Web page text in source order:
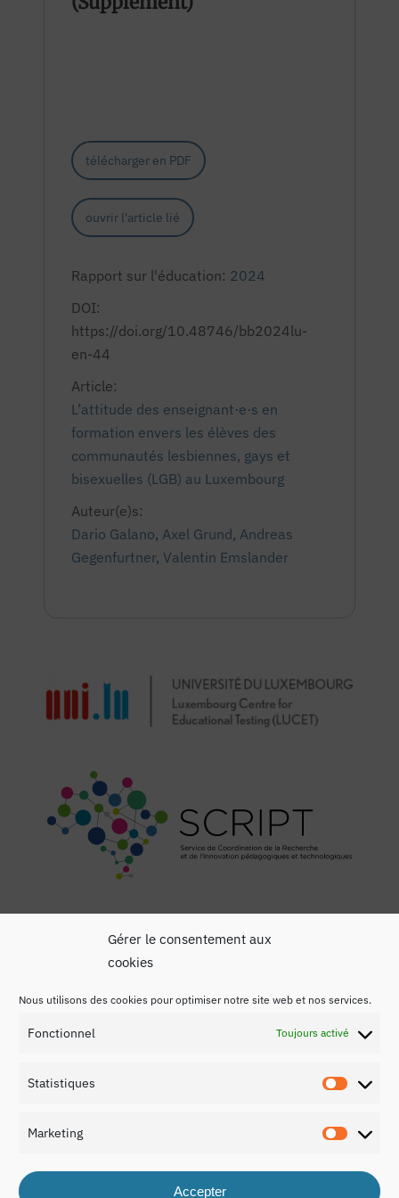
Gérer le consentement aux
cookies
Nous utilisons des cookies pour optimiser notre site web et nos services.
Fonctionnel Toujours activé
Statistiques
Marketing
Accepter
télécharger en PDF
ouvrir l'article lié
Rapport sur l'éducation: 2024
DOI:
https://doi.org/10.48746/bb2024lu-
en-44
Article:
L’attitude des enseignant·e·s en
formation envers les élèves des
communautés lesbiennes, gays et
bisexuelles (LGB) au Luxembourg
Auteur(e)s:
Dario Galano, Axel Grund, Andreas
Gegenfurtner, Valentin Emslander
Mentions légales
Contact